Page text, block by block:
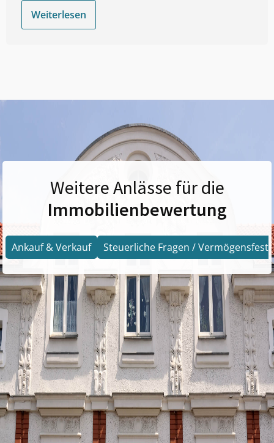
Weiterlesen
Weitere Anlässe für die
Immobilienbewertung
Ankauf & Verkauf Steuerliche Fragen /